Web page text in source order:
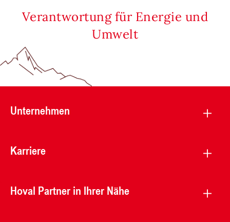
Verantwortung für Energie und
Umwelt
Unternehmen
Karriere
Hoval Partner in Ihrer Nähe